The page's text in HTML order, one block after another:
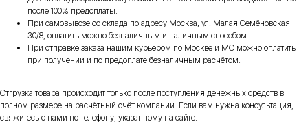
после 100% предоплаты.
При самовывозе со склада по адресу Москва, ул. Малая Семёновская
30/8, оплатить можно безналичным и наличным способом.
При отправке заказа нашим курьером по Москве и МО можно оплатить
при получении и по предоплате безналичным расчётом.
Отгрузка товара происходит только после поступления денежных средств в
полном размере на расчётный счёт компании. Если вам нужна консультация,
свяжитесь с нами по телефону, указанному на сайте.